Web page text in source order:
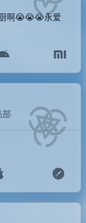
啊😭😭😭永爱
部